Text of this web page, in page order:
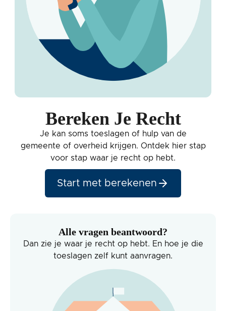
Bereken Je Recht
Je kan soms toeslagen of hulp van de
gemeente of overheid krijgen. Ontdek hier stap
voor stap waar je recht op hebt.
Start met berekenen
Alle vragen beantwoord?
Dan zie je waar je recht op hebt. En hoe je die
toeslagen zelf kunt aanvragen.